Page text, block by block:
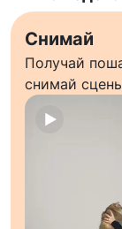
Снимай
Получай
снимай